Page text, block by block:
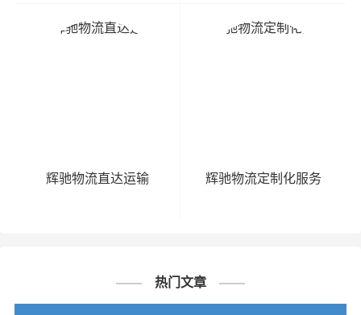
辉驰物流直达运输 辉驰物流定制化服务
热门文章